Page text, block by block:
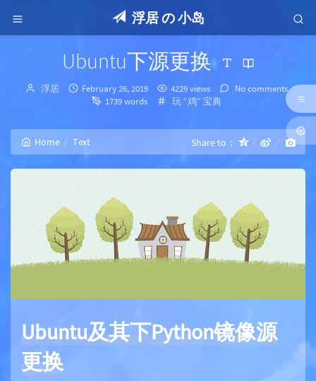
浮居 の 小岛
Ubuntu下源更换
Author：
浮居
发
February 26, 2019 4229 views
No comments
1739 words
Categories：
玩 “鸡” 宝典
Home Text Share to：
Ubuntu及其下Python镜像源
更换